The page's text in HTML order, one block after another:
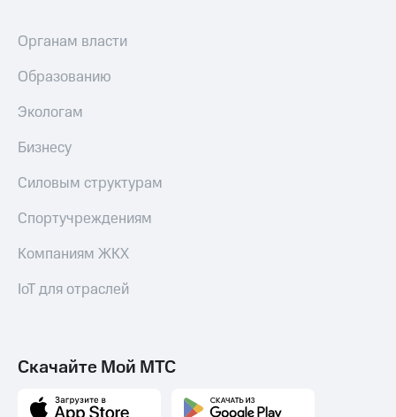
Органам власти
Образованию
Экологам
Бизнесу
Силовым структурам
Спортучреждениям
Компаниям ЖКХ
IoT для отраслей
Скачайте Мой МТС